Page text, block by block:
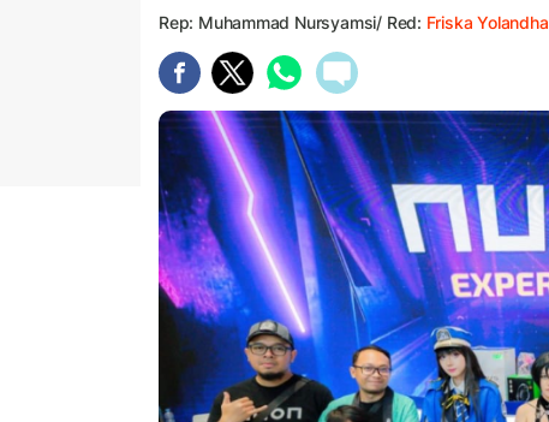
Rep: Muhammad Nursyamsi/ Red: Friska Yolandha